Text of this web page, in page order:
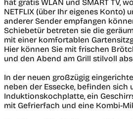
hat gratis WLAN und SMART TV,
NETFLIX (über Ihr eigenes Konto)
anderer Sender empfangen
Schiebetür betreten sie die
mit einer komfortablen
Hier können Sie mit frischen
und den Abend am Grill stilvoll
In der neuen großzügig
neben der Essecke, befinden sich
Induktionskochplatte, ein
mit Gefrierfach und eine Kombi-